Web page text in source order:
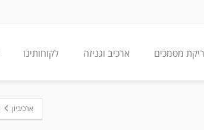
מסמכים ארכיב וגניזה לקוחותינו
ארכיביון